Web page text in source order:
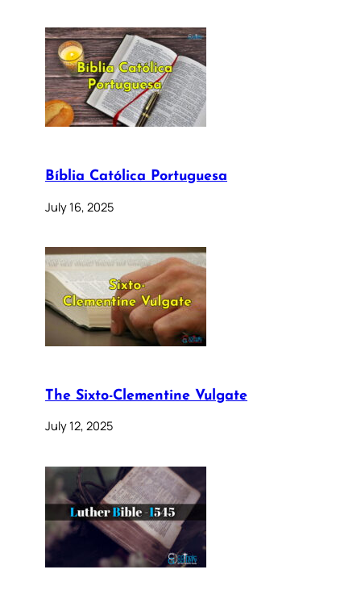
Bíblia Católica Portuguesa
July 16, 2025
The Sixto-Clementine Vulgate
July 12, 2025